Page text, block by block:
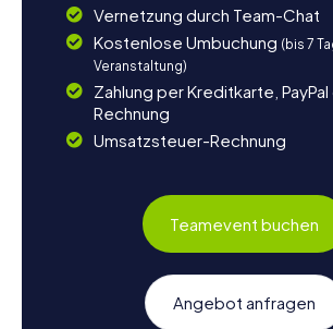
Vernetzung durch Team-Chat
Kostenlose Umbuchung (bis 7
Veranstaltung)
Zahlung per Kreditkarte,
Rechnung
Umsatzsteuer-Rechnung
Teamevent buchen
Angebot anfragen